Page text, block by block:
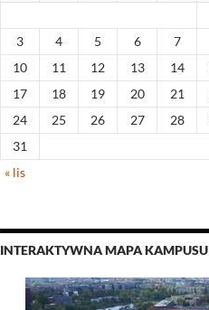
3
4 5 6 7
10
11 12 13 14
17
18 19 20 21
24
25 26 27 28
31
« lis
INTERAKTYWNA MAPA KAMPUSU